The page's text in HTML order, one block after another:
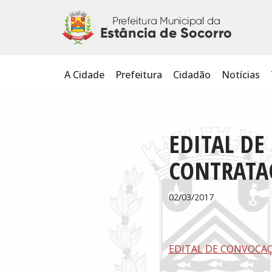
A Cidade Prefeitura Cidadão Notícias
EDITAL
02/03/2017
EDITAL DE